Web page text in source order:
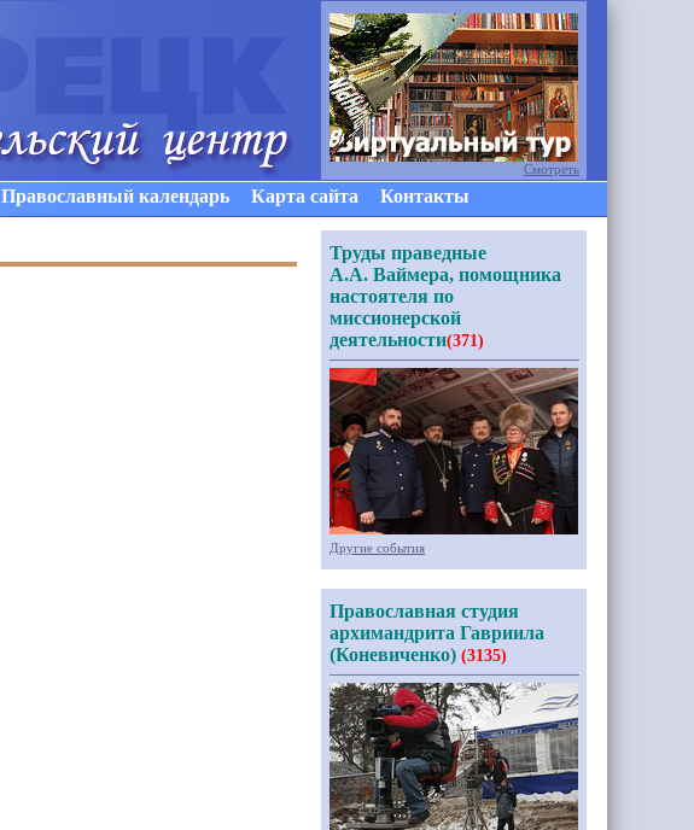
Православный календарь Карта сайта Контакты
Смотреть
Труды праведные
А.А. Ваймера, помощника
настоятеля по
миссионерской
деятельности(371)
Другие события
Православная студия
архимандрита Гавриила
(Коневиченко) (3135)